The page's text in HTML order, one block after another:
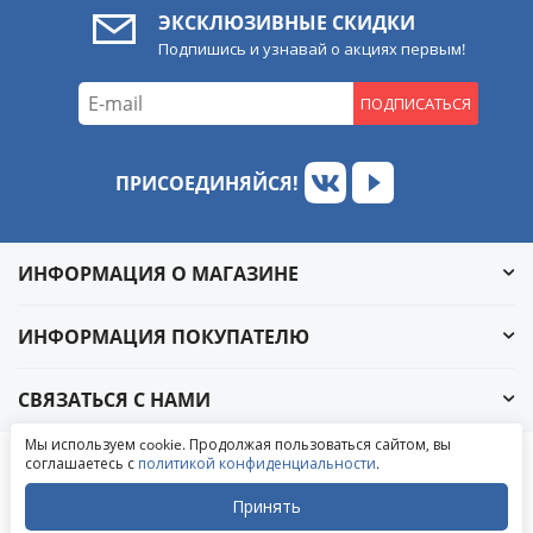
ЭКСКЛЮЗИВНЫЕ СКИДКИ
Подпишись и узнавай о акциях первым!
ПОДПИСАТЬСЯ
ПРИСОЕДИНЯЙСЯ!
ИНФОРМАЦИЯ О МАГАЗИНЕ
ИНФОРМАЦИЯ ПОКУПАТЕЛЮ
СВЯЗАТЬСЯ С НАМИ
© 2004-2026 «УралАвтоСаунд»
Написать в ВКонтакте
Написать в MAX
Мы используем cookie. Продолжая пользоваться сайтом, вы
соглашаетесь с политикой конфиденциальности.
Принять